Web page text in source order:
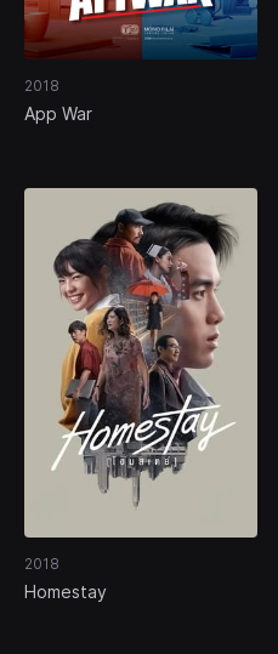
2018
App War
2018
Homestay